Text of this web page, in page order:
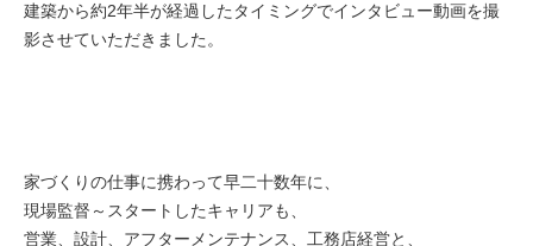
建築から約2年半が経過したタイミングでインタビュー動画を撮
影させていただきました。
家づくりの仕事に携わって早二十数年に、
現場監督～ スタートしたキャリアも、
営業、設計、アフターメンテナンス、 工務店経営と、